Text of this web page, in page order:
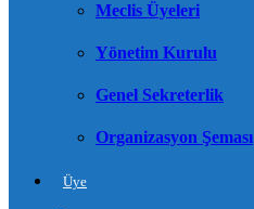
Meclis Üyeleri
Yönetim Kurulu
Genel Sekreterlik
Organizasyon Şeması
Üye